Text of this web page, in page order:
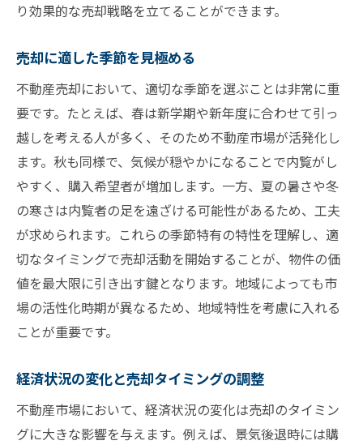
り効果的な売却戦略を立てることができます。
売却に適した季節を見極める
不動産売却において、適切な季節を選ぶことは非常に重
要です。たとえば、春は新学期や新年度に合わせて引っ
越しを考える人が多く、そのため不動産市場が活発化し
ます。秋も同様で、気候が穏やかになることで内覧がし
やすく、購入希望者が増加します。一方、夏の暑さや冬
の寒さは内覧者の足を遠ざける可能性があるため、工夫
が求められます。これらの季節特有の特性を理解し、適
切なタイミングで売却活動を開始することが、物件の価
値を最大限に引き出す鍵となります。地域によっても市
場の活性化時期が異なるため、地域特性を考慮に入れる
ことが重要です。
経済状況の変化と売却タイミングの調整
不動産市場において、経済状況の変化は売却のタイミン
グに大きな影響を与えます。例えば、景気後退時には購